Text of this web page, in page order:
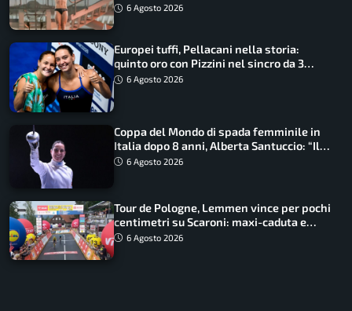
6 Agosto 2026
Europei tuffi, Pellacani nella storia:
quinto oro con Pizzini nel sincro da 3
metri
6 Agosto 2026
Coppa del Mondo di spada femminile in
Italia dopo 8 anni, Alberta Santuccio: “Il
lavoro dà sempre i suoi frutti”
6 Agosto 2026
Tour de Pologne, Lemmen vince per pochi
centimetri su Scaroni: maxi-caduta e
tappa accorciata
6 Agosto 2026